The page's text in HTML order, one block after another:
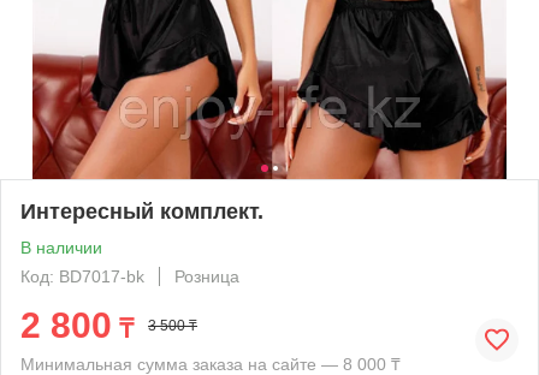
Интересный комплект.
В наличии
Код: BD7017-bk
Розница
2 800 ₸ 3 500 ₸
Минимальная сумма заказа на сайте — 8 000 ₸